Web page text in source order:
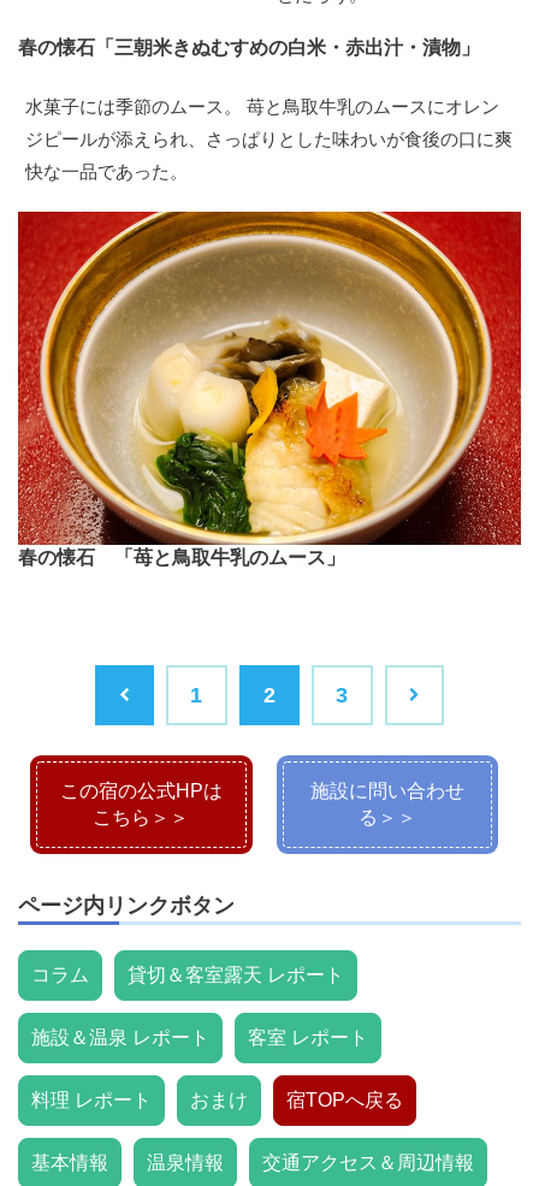
春の懐石「三朝米きぬむすめの白米・赤出汁・漬物」
水菓子には季節のムース。 苺と鳥取牛乳のムースにオレン
ジピールが添えられ、さっぱりとした味わいが食後の口に爽
快な一品であった。
春の懐石 「苺と鳥取牛乳のムース」
1 2 3
この宿の公式HPは
こちら＞＞
施設に問い合わせ
る＞＞
ページ内リンクボタン
コラム 貸切＆客室露天 レポート
施設＆温泉 レポート 客室 レポート
料理 レポート おまけ 宿TOPへ戻る
基本情報 温泉情報 交通アクセス＆周辺情報